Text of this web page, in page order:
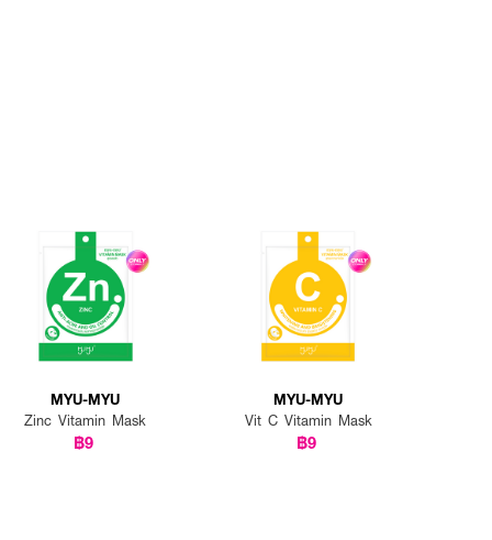
MYU-MYU
Zinc Vitamin Mask
฿9
MYU-MYU
Vit C Vitamin Mask
฿9